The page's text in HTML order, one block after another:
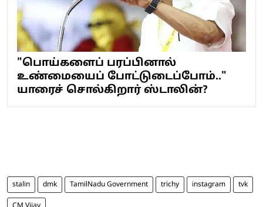
"பொய்களைப் பரப்பினால்
உண்மையைப் போட்டுடைப்போம்.."
யாரைச் சொல்கிறார் ஸ்டாலின்?
stalin dmk TamilNadu Government trichy instagram tvk